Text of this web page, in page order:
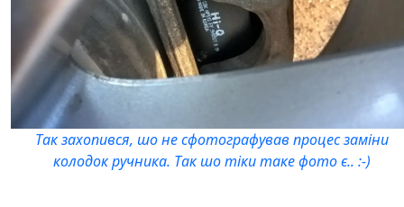
Так захопився, шо не сфотографував процес заміни
колодок ручника. Так шо тіки таке фото є.. :-)